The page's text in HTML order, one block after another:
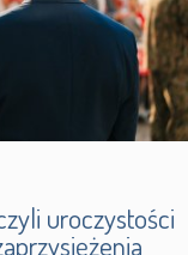
uroczystości